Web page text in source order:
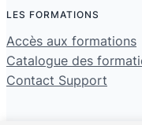
LES FORMATIONS
Accès aux formations
Catalogue des
Contact Support